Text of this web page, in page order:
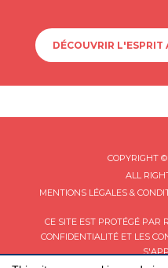
DÉCOUVRIR L'ESPRIT
COPYRIGHT
ALL
MENTIONS LÉGALES &
CE SITE EST PROTÉGÉ PAR
CONFIDENTIALITÉET LES